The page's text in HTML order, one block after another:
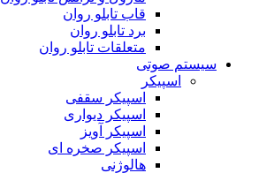
قاب تابلو روان
برد تابلو روان
متعلقات تابلو روان
سیستم صوتی
اسپیکر
اسپیکر سقفی
اسپیکر دیواری
اسپیکر آویز
اسپیکر صخره ای
هالوژنی